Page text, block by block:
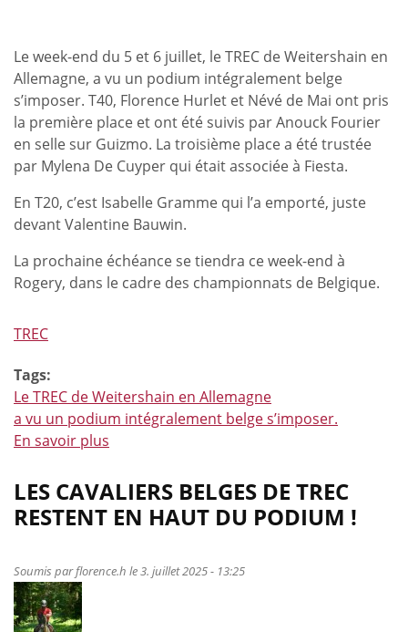
Le week-end du 5 et 6 juillet, le TREC de Weitershain en
Allemagne, a vu un podium intégralement belge
s’imposer. T40, Florence Hurlet et Névé de Mai ont pris
la première place et ont été suivis par Anouck Fourier
en selle sur Guizmo. La troisième place a été trustée
par Mylena De Cuyper qui était associée à Fiesta.
En T20, c’est Isabelle Gramme qui l’a emporté, juste
devant Valentine Bauwin.
La prochaine échéance se tiendra ce week-end à
Rogery, dans le cadre des championnats de Belgique.
TREC
Tags:
Le TREC de Weitershain en Allemagne
a vu un podium intégralement belge s’imposer.
En savoir plus
de
Un
podium
Belge
LES CAVALIERS BELGES DE TREC
RESTENT EN HAUT DU PODIUM !
Soumis parflorence.h le 3. juillet 2025 - 13:25